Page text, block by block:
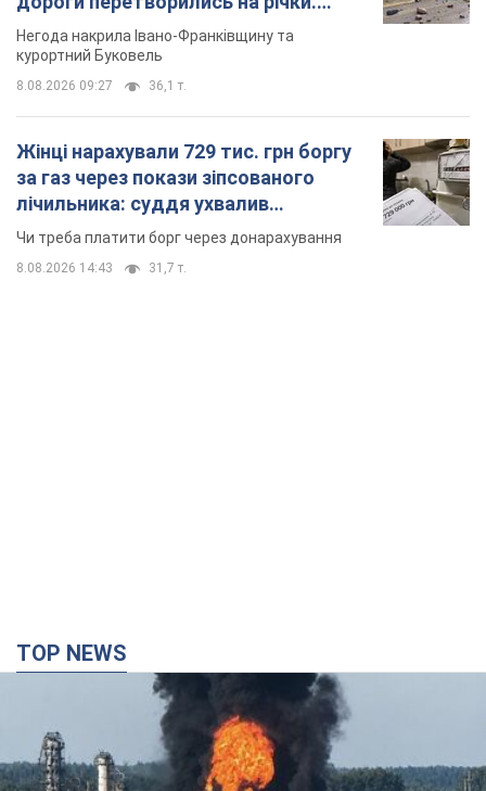
Відео
Негода накрила Івано-Франківщину та
курортний Буковель
8.08.2026 09:27 36,1 т.
Жінці нарахували 729 тис. грн боргу
за газ через покази зіпсованого
лічильника: суддя ухвалив
неочікуване рішення
Чи треба платити борг через донарахування
8.08.2026 14:43 31,7 т.
TOP NEWS